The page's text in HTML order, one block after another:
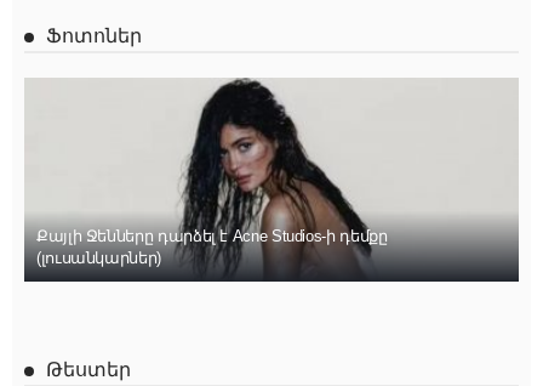
Ֆոտոներ
Քայլի Ջենները դարձել է Acne Studios-ի դեմքը
(լուսանկարներ)
Թեստեր